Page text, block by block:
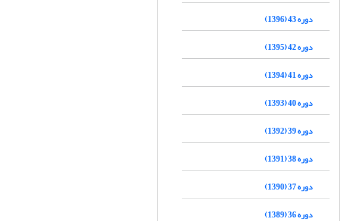
دوره 43 (1396)
دوره 42 (1395)
دوره 41 (1394)
دوره 40 (1393)
دوره 39 (1392)
دوره 38 (1391)
دوره 37 (1390)
دوره 36 (1389)